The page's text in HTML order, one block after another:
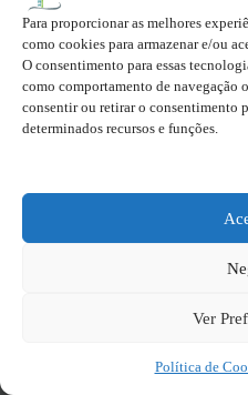
Para proporcionar as melhores
como cookies para armazenar e/ou
O consentimento para essas
como comportamento de navegação
consentir ou retirar o consentimento
determinados recursos e funções.
Ver
Política de
por Estados
Compartilhe -